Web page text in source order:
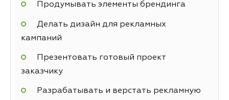
Продумывать элементы брендинга
Делать дизайн для рекламных
кампаний
Презентовать готовый проект
заказчику
Разрабатывать и верстать рекламную